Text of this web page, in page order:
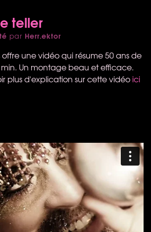
teller
par Herr.ektor
offre une vidéo qui résume 50 ans de
Un montage beau et efficace.
plus d'explication sur cette vidéo ici